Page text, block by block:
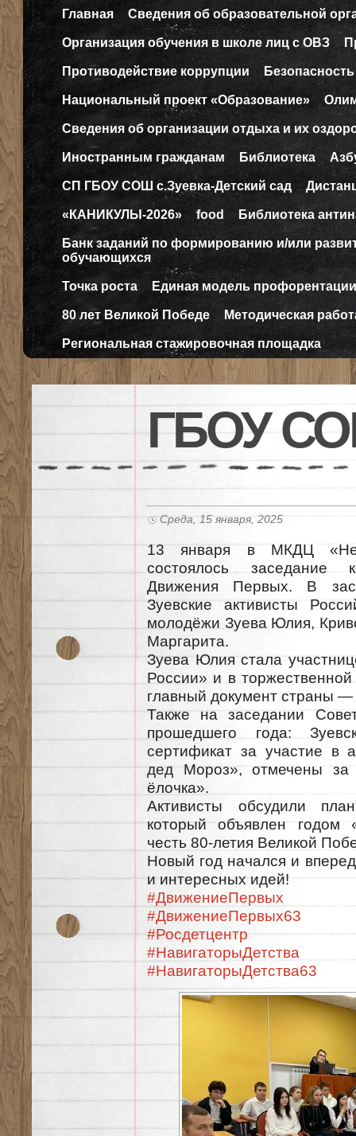
Главная Сведения об образовательной
Организация обучения в школе лиц с ОВЗ
Противодействие коррупции Безопасность
Национальный проект «Образование»
Сведения об организации отдыха и их
Иностранным гражданам Библиотека
СП ГБОУ СОШ с.Зуевка-Детский сад
«КАНИКУЛЫ-2026» food Библиотека
Банк заданий по формированию и/или
обучающихся
Точка роста Единая модель профорентации
80 лет Великой Победе Методическая
Региональная стажировочная площадка
ГБОУ
Среда, 15 января, 2025
13 января в МКДЦ
состоялось заседание
Движения Первых. В
Зуевские активисты
молодёжи Зуева Юлия,
Маргарита.
Зуева Юлия стала
России» и в
главный документ страны —
Также на заседании
прошедшего года:
сертификат за участие в
дед Мороз», отмечены за
ёлочка».
Активисты обсудили
который объявлен годом
честь 80-летия Великой
Новый год начался и
и интересных идей!
#ДвижениеПервых
#ДвижениеПервых63
#Росдетцентр
#НавигаторыДетства
#НавигаторыДетства63